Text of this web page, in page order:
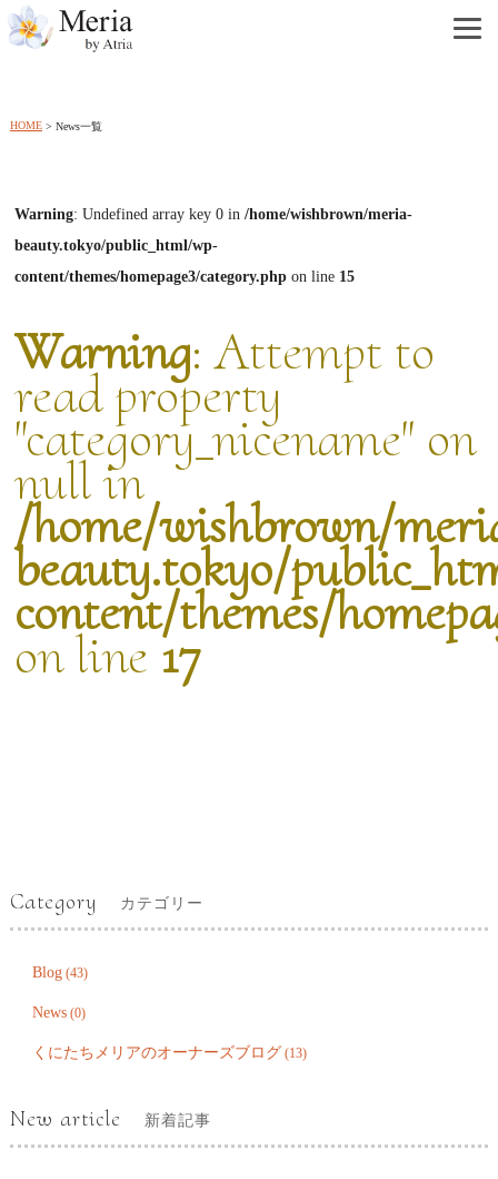
HOME News一覧
Warning: Undefined array key 0 in/home/wishbrown/meria-
beauty.tokyo/public_html/wp-
content/themes/homepage3/category.php on line 15
Warning: Attempt to
read property
"category_nicename" on
null in
/home/wishbrown/
beauty.tokyo/
content/themes/
on line 17
Category カテゴリー
Blog(43)
News(0)
くにたちメリアのオーナーズブログ (13)
New article 新着記事